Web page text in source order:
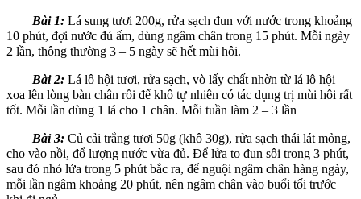
Bài 1: Lá sung tươi 200g, rửa sạch đun với nước trong khoảng
10 phút, đợi nước đủ ấm, dùng ngâm chân trong 15 phút. Mỗi ngày
2 lần, thông thường 3 – 5 ngày sẽ hết mùi hôi.
Bài 2: Lá lô hội tươi, rửa sạch, vò lấy chất nhờn từ lá lô hội
xoa lên lòng bàn chân rồi để khô tự nhiên có tác dụng trị mùi hôi rất
tốt. Mỗi lần dùng 1 lá cho 1 chân. Mỗi tuần làm 2 – 3 lần
Bài 3: Củ cải trắng tươi 50g (khô 30g), rửa sạch thái lát mỏng,
cho vào nồi, đổ lượng nước vừa đủ. Để lửa to đun sôi trong 3 phút,
sau đó nhỏ lửa trong 5 phút bắc ra, để nguội ngâm chân hàng ngày,
mỗi lần ngâm khoảng 20 phút, nên ngâm chân vào buổi tối trước